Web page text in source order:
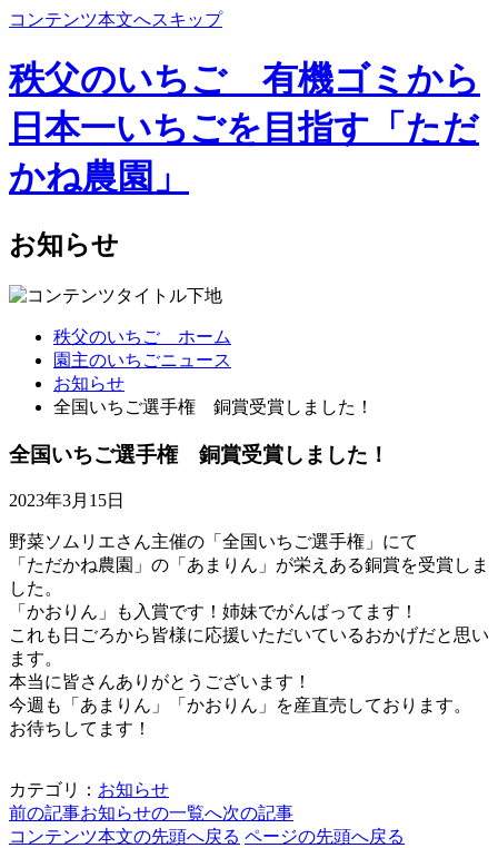
コンテンツ本文へスキップ
秩父のいちご 有機ゴミから
日本一いちごを目指す「ただ
かね農園」
お知らせ
秩父のいちご ホーム
園主のいちごニュース
お知らせ
全国いちご選手権 銅賞受賞しました！
全国いちご選手権 銅賞受賞しました！
2023年3月15日
野菜ソムリエさん主催の「全国いちご選手権」にて
「ただかね農園」の「あまりん」が栄えある銅賞を受賞しま
した。
「かおりん」も入賞です！姉妹でがんばってます！
これも日ごろから皆様に応援いただいているおかげだと思い
ます。
本当に皆さんありがとうございます！
今週も「あまりん」「かおりん」を産直売しております。
お待ちしてます！
カテゴリ： お知らせ
前の記事お知らせの一覧へ次の記事
コンテンツ本文の先頭へ戻る ページの先頭へ戻る